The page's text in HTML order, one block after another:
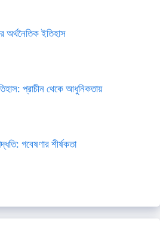
অর্থনৈতিক ইতিহাস
প্রাচীন থেকে আধুনিকতায়
গবেষণার শীর্ষকতা